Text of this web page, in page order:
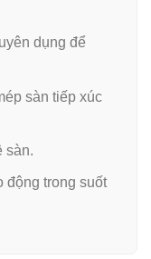
dụng để
sàn tiếp xúc
sàn.
động trong suốt